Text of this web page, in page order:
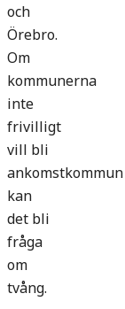
och
Örebro.
Om
kommunerna
inte
frivilligt
vill bli
ankomstkommun
kan
det bli
fråga
om
tvång.